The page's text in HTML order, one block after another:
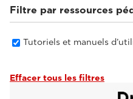
Filtre par ressources
Tutoriels et manuels
Effacer tous les filtres